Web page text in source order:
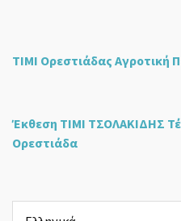
ΤΙΜΙ Ορεστιάδας Αγροτική
Έκθεση ΤΙΜΙ ΤΣΟΛΑΚΙΔΗΣ
Ορεστιάδα